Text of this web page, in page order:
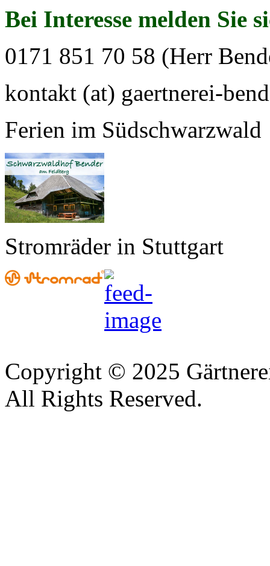
Bei Interesse melden Sie
0171 851 70 58 (Herr
kontakt (at) gaertnerei-
Ferien im Südschwarzwald
Stromräder in Stuttgart
Copyright © 2025
All Rights Reserved.